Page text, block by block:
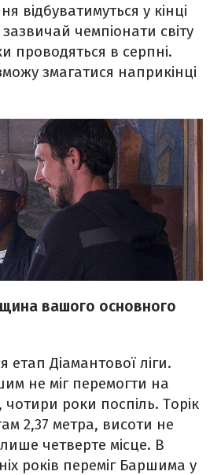
відбуватимуться у кінці
чемпіонати світу
проводяться в серпні.
змагатися наприкінці
вашого основного
етап Діамантової ліги.
не міг перемогти на
чотири роки поспіль. Торік
2,37 метра, висоти не
четверте місце. В
років переміг Баршима у